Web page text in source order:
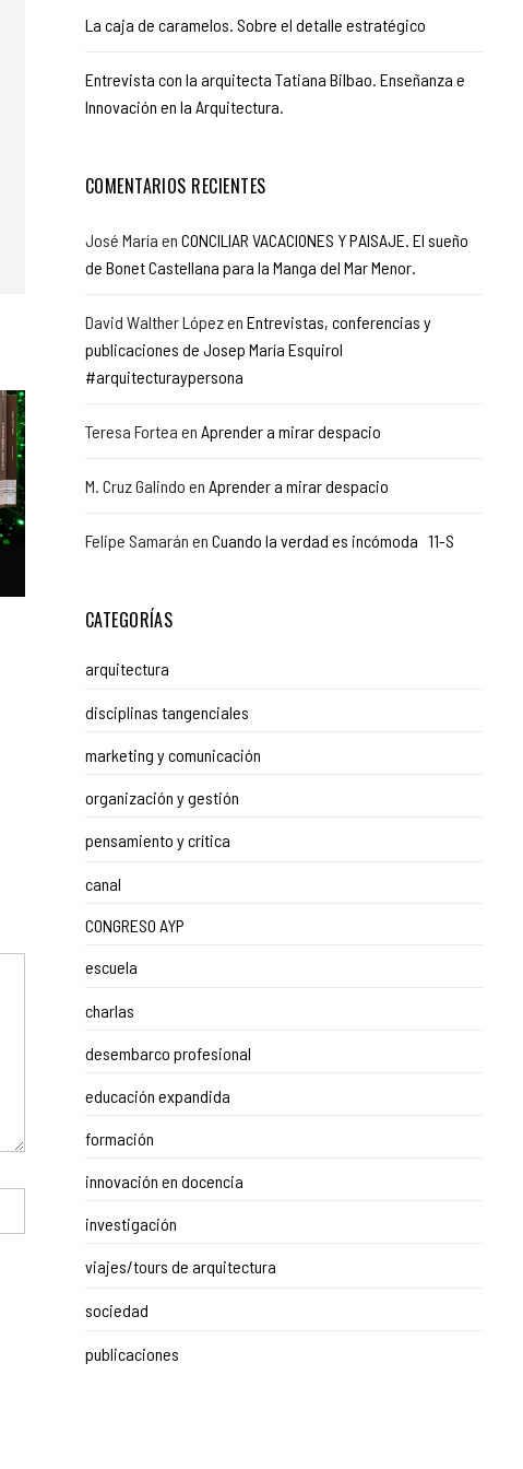
La caja de caramelos. Sobre el detalle estratégico
Entrevista con la arquitecta Tatiana Bilbao. Enseñanza e
Innovación en la Arquitectura.
COMENTARIOS RECIENTES
José María en CONCILIAR VACACIONES Y PAISAJE. El sueño
de Bonet Castellana para la Manga del Mar Menor.
David Walther Lópezen Entrevistas, conferencias y
publicaciones de Josep María Esquirol
#arquitecturaypersona
Teresa Fortea en Aprender a mirar despacio
M. Cruz Galindo en Aprender a mirar despacio
Felipe Samarán en Cuando la verdad es incómoda 11-S
CATEGORÍAS
arquitectura
disciplinas tangenciales
marketing y comunicación
organización y gestión
pensamiento y crítica
canal
CONGRESO AYP
escuela
charlas
desembarco profesional
educación expandida
formación
innovación en docencia
investigación
viajes/tours de arquitectura
sociedad
publicaciones